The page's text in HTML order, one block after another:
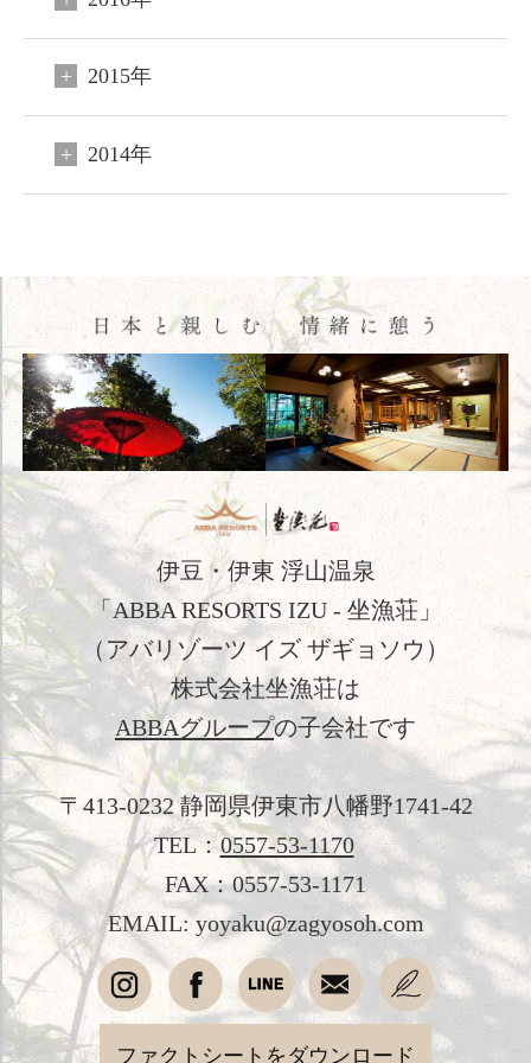
2015年
2014年
伊豆・伊東 浮山温泉
「ABBA RESORTS IZU - 坐漁荘」
（アバリゾーツ イズ ザギョソウ）
株式会社坐漁荘は
ABBAグループの子会社です
〒413-0232 静岡県伊東市八幡野1741-42
TEL：0557-53-1170
FAX：0557-53-1171
EMAIL: yoyaku@zagyosoh.com
ファクトシートをダウンロード
ご宿泊予約
HOME
コンセプト
客室
料理
温泉
館内施設
アクセス
新着情報
日本文化体験
観光のご案内
フォトギャラリー
おすすめ宿泊プラン
お問い合わせ
よくあるご質問